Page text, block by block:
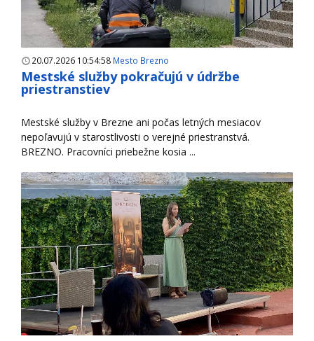
20.07.2026 10:54:58 Mesto Brezno
Mestské služby pokračujú v údržbe
priestranstiev
Mestské služby v Brezne ani počas letných mesiacov
nepoľavujú v starostlivosti o verejné priestranstvá.
BREZNO. Pracovníci priebežne kosia ...